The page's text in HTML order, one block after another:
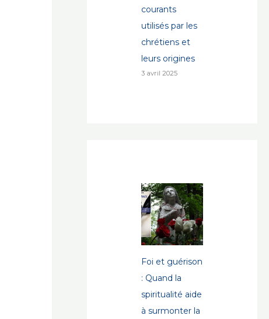
courants
utilisés par les
chrétiens et
leurs origines
3 avril 2025
Foi et guérison
: Quand la
spiritualité aide
à surmonter la